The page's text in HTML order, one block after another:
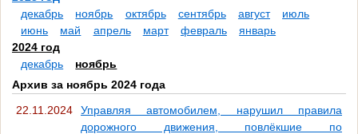
декабрь
ноябрь октябрь сентябрь август
июль
июнь
май апрель март февраль
январь
2024 год
декабрь
ноябрь
Архив за ноябрь 2024 года
22.11.2024
Управляя автомобилем, нарушил правила
дорожного движения, повлёкшие по